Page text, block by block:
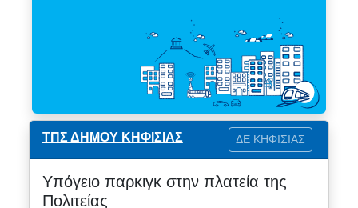
ΤΠΣ ΔΗΜΟΥ ΚΗΦΙΣΙΑΣ ΔΕ ΚΗΦΙΣΙΑΣ
Υπόγειο παρκιγκ στην πλατεία της
Πολιτείας